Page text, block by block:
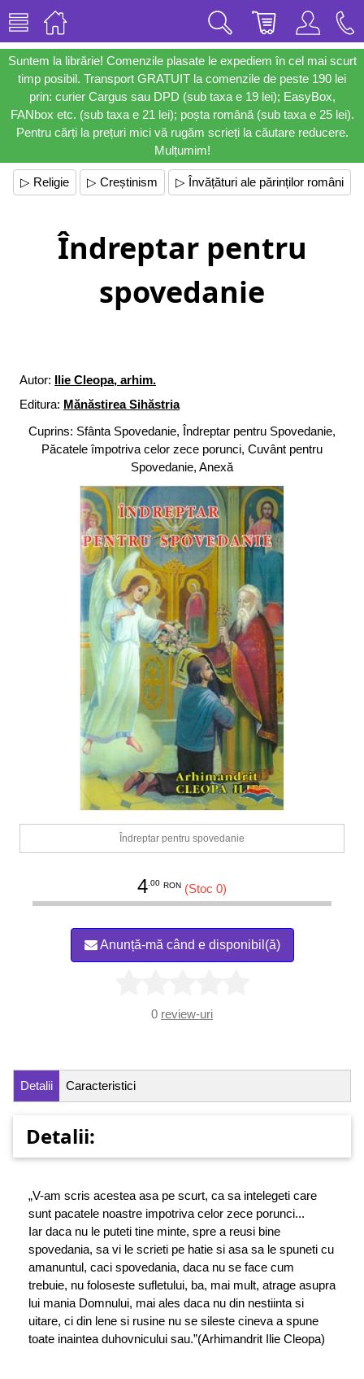
Suntem la librărie! Comenzile plasate le expediem în cel mai scurt
timp posibil. Transport GRATUIT la comenzile de peste 190 lei
prin: curier Cargus sau DPD (sub taxa e 19 lei); EasyBox,
FANbox etc. (sub taxa e 21 lei); poșta română (sub taxa e 25 lei).
Pentru cărți la prețuri mici vă rugăm scrieți la căutare reducere.
Mulțumim!
▷ Religie ▷ Creștinism ▷ Învățături ale părinților români
Îndreptar pentru
spovedanie
Autor: Ilie Cleopa, arhim.
Editura: Mănăstirea Sihăstria
Cuprins: Sfânta Spovedanie, Îndreptar pentru Spovedanie,
Păcatele împotriva celor zece porunci, Cuvânt pentru
Spovedanie, Anexă
Îndreptar pentru spovedanie
4.00 RON (Stoc 0)
Anunță-mă când e disponibil(ă)
0 review-uri
Detalii Caracteristici
Detalii:
„V-am scris acestea asa pe scurt, ca sa intelegeti care
sunt pacatele noastre impotriva celor zece porunci...
Iar daca nu le puteti tine minte, spre a reusi bine
spovedania, sa vi le scrieti pe hatie si asa sa le spuneti cu
amanuntul, caci spovedania, daca nu se face cum
trebuie, nu foloseste sufletului, ba, mai mult, atrage asupra
lui mania Domnului, mai ales daca nu din nestiinta si
uitare, ci din lene si rusine nu se sileste cineva a spune
toate inaintea duhovnicului sau.”(Arhimandrit Ilie Cleopa)